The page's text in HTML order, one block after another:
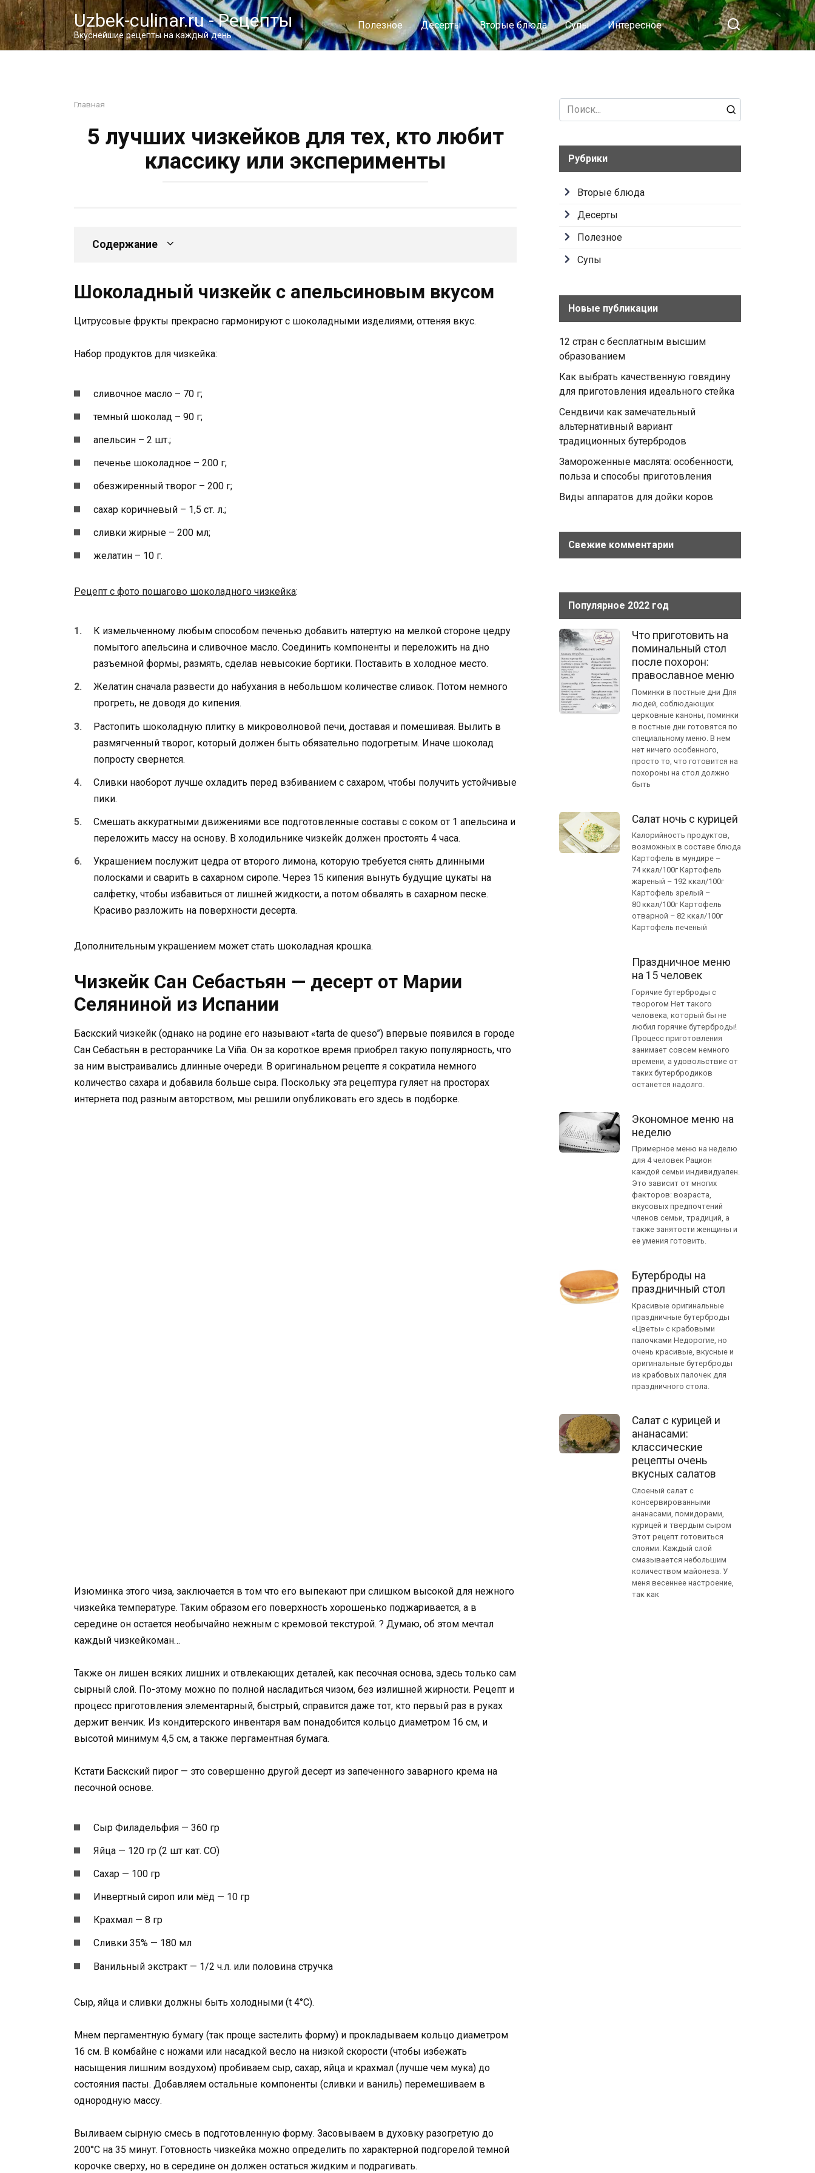
Перейти
к
контенту
Uzbek-culinar.ru - Рецепты
Вкуснейшие рецепты на каждый день
Полезное Десерты Вторые блюда Супы Интересное
Главная
5 лучших чизкейков для тех, кто любит
классику или эксперименты
Содержание
Шоколадный чизкейк с апельсиновым вкусом
Цитрусовые фрукты прекрасно гармонируют с шоколадными изделиями, оттеняя вкус.
Набор продуктов для чизкейка:
сливочное масло – 70 г;
темный шоколад – 90 г;
апельсин – 2 шт.;
печенье шоколадное – 200 г;
обезжиренный творог – 200 г;
сахар коричневый – 1,5 ст. л.;
сливки жирные – 200 мл;
желатин – 10 г.
Рецепт с фото пошагово шоколадного чизкейка:
К измельченному любым способом печенью добавить натертую на мелкой стороне цедру
помытого апельсина и сливочное масло. Соединить компоненты и переложить на дно
разъемной формы, размять, сделав невысокие бортики. Поставить в холодное место.
Желатин сначала развести до набухания в небольшом количестве сливок. Потом немного
прогреть, не доводя до кипения.
Растопить шоколадную плитку в микроволновой печи, доставая и помешивая. Вылить в
размягченный творог, который должен быть обязательно подогретым. Иначе шоколад
попросту свернется.
Сливки наоборот лучше охладить перед взбиванием с сахаром, чтобы получить устойчивые
пики.
Смешать аккуратными движениями все подготовленные составы с соком от 1 апельсина и
переложить массу на основу. В холодильнике чизкейк должен простоять 4 часа.
Украшением послужит цедра от второго лимона, которую требуется снять длинными
полосками и сварить в сахарном сиропе. Через 15 кипения вынуть будущие цукаты на
салфетку, чтобы избавиться от лишней жидкости, а потом обвалять в сахарном песке.
Красиво разложить на поверхности десерта.
Дополнительным украшением может стать шоколадная крошка.
Чизкейк Сан Себастьян — десерт от Марии
Селяниной из Испании
Баскский чизкейк (однако на родине его называют «tarta de queso”) впервые появился в городе
Сан Себастьян в ресторанчике La Viña. Он за короткое время приобрел такую популярность, что
за ним выстраивались длинные очереди. В оригинальном рецепте я сократила немного
количество сахара и добавила больше сыра. Поскольку эта рецептура гуляет на просторах
интернета под разным авторством, мы решили опубликовать его здесь в подборке.
Изюминка этого чиза, заключается в том что его выпекают при слишком высокой для нежного
чизкейка температуре. Таким образом его поверхность хорошенько поджаривается, а в
середине он остается необычайно нежным с кремовой текстурой. ? Думаю, об этом мечтал
каждый чизкейкоман…
Также он лишен всяких лишних и отвлекающих деталей, как песочная основа, здесь только сам
сырный слой. По-этому можно по полной насладиться чизом, без излишней жирности. Рецепт и
процесс приготовления элементарный, быстрый, справится даже тот, кто первый раз в руках
держит венчик. Из кондитерского инвентаря вам понадобится кольцо диаметром 16 см, и
высотой минимум 4,5 см, а также пергаментная бумага.
Кстати Баскский пирог — это совершенно другой десерт из запеченного заварного крема на
песочной основе.
Сыр Филадельфия — 360 гр
Яйца — 120 гр (2 шт кат. СО)
Сахар — 100 гр
Инвертный сироп или мёд — 10 гр
Крахмал — 8 гр
Сливки 35% — 180 мл
Ванильный экстракт — 1/2 ч.л. или половина стручка
Сыр, яйца и сливки должны быть холодными (t 4°С).
Мнем пергаментную бумагу (так проще застелить форму) и прокладываем кольцо диаметром
16 см. В комбайне с ножами или насадкой весло на низкой скорости (чтобы избежать
насыщения лишним воздухом) пробиваем сыр, сахар, яйца и крахмал (лучше чем мука) до
состояния пасты. Добавляем остальные компоненты (сливки и ваниль) перемешиваем в
однородную массу.
Выливаем сырную смесь в подготовленную форму. Засовываем в духовку разогретую до
200°С на 35 минут. Готовность чизкейка можно определить по характерной подгорелой темной
корочке сверху, но в середине он должен остаться жидким и подрагивать.
Search
for:
Рубрики
Вторые блюда
Десерты
Полезное
Супы
Новые публикации
12 стран с бесплатным высшим
образованием
Как выбрать качественную говядину
для приготовления идеального стейка
Сендвичи как замечательный
альтернативный вариант
традиционных бутербродов
Замороженные маслята: особенности,
польза и способы приготовления
Виды аппаратов для дойки коров
Свежие комментарии
Популярное 2022 год
Что приготовить на
поминальный стол
после похорон:
православное меню
Поминки в постные дни Для
людей, соблюдающих
церковные каноны, поминки
в постные дни готовятся по
специальному меню. В нем
нет ничего особенного,
просто то, что готовится на
похороны на стол должно
быть
Салат ночь с курицей
Калорийность продуктов,
возможных в составе блюда
Картофель в мундире –
74 ккал/100г Картофель
жареный – 192 ккал/100г
Картофель зрелый –
80 ккал/100г Картофель
отварной – 82 ккал/100г
Картофель печеный
Праздничное меню
на 15 человек
Горячие бутерброды с
творогом Нет такого
человека, который бы не
любил горячие бутерброды!
Процесс приготовления
занимает совсем немного
времени, а удовольствие от
таких бутербродиков
останется надолго.
Экономное меню на
неделю
Примерное меню на неделю
для 4 человек Рацион
каждой семьи индивидуален.
Это зависит от многих
факторов: возраста,
вкусовых предпочтений
членов семьи, традиций, а
также занятости женщины и
ее умения готовить.
Бутерброды на
праздничный стол
Красивые оригинальные
праздничные бутерброды
«Цветы» с крабовыми
палочками Недорогие, но
очень красивые, вкусные и
оригинальные бутерброды
из крабовых палочек для
праздничного стола.
Салат с курицей и
ананасами:
классические
рецепты очень
вкусных салатов
Слоеный салат с
консервированными
ананасами, помидорами,
курицей и твердым сыром
Этот рецепт готовиться
слоями. Каждый слой
смазывается небольшим
количеством майонеза. У
меня весеннее настроение,
так как